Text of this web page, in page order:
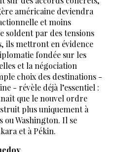
américaine deviendra
et moins
soldent par des tensions
ils mettront en évidence
fondée sur les
et la négociation
choix des destinations -
- révèle déjà l’essentiel :
que le nouvel ordre
plus uniquement à
ou Washington. Il se
et à Pékin.